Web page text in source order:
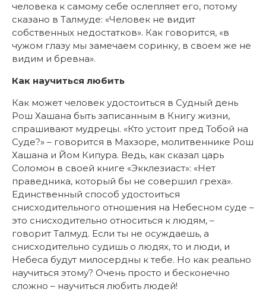
человека к самому себе ослепляет его, потому
сказано в Талмуде: «Человек не видит
собственных недостатков». Как говорится, «в
чужом глазу мы замечаем соринку, в своем же не
видим и бревна».
Как научиться любить
Как может человек удостоиться в Судный день
Рош Хашана быть записанным в Книгу жизни,
спрашивают мудрецы. «Кто устоит пред Тобой на
Суде?» – говорится в Махзоре, молитвеннике Рош
Хашана и Йом Кипура. Ведь, как сказал царь
Соломон в своей книге «Экклезиаст»: «Нет
праведника, который бы не совершил греха».
Единственный способ удостоиться
снисходительного отношения на Небесном суде –
это снисходительно относиться к людям, –
говорит Талмуд. Если ты не осуждаешь, а
снисходительно судишь о людях, то и люди, и
Небеса будут милосердны к тебе. Но как реально
научиться этому? Очень просто и бесконечно
сложно – научиться любить людей!